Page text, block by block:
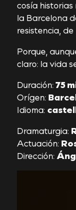
cosía
la Barcelona
resistencia, de
Porque,
claro: la vida
Duración:75
Orígen:
Idioma:
Dramaturgia:
Actuación:
Dirección: